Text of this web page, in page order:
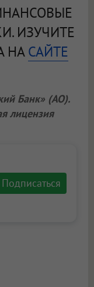
ИЗУЧИТЕ
НАСАЙТЕ
Банк» (АО).
лицензия
Подписаться